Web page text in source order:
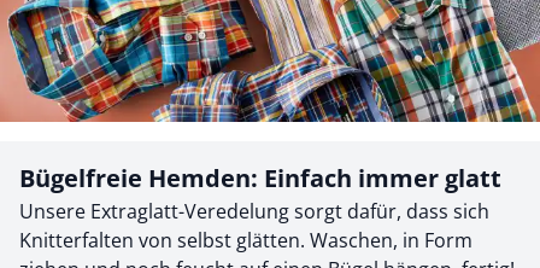
Bügelfreie Hemden: Einfach immer glatt
Unsere Extraglatt-Veredelung sorgt dafür, dass sich
Knitterfalten von selbst glätten. Waschen, in Form